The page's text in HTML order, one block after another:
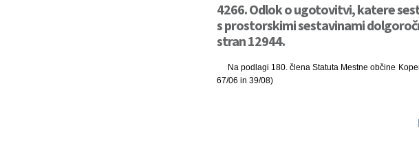
4266. Odlok o ugotovitvi, katere
s prostorskimi sestavinami
stran 12944.
Na podlagi 180. člena Statuta Mestne občine
67/06 in 39/08)